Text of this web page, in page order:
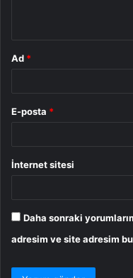
Ad *
E-posta *
İnternet sitesi
Daha sonraki
adresim ve site adresim